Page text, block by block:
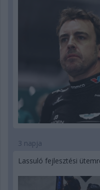
3 napja
Lassuló fejlesztési